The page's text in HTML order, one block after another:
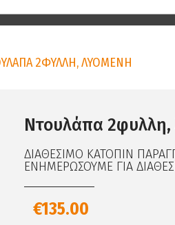
2ΦΥΛΛΗ, ΛΥΟΜΕΝΗ
Ντουλάπα 2φυλλη,
ΔΙΑΘΕΣΙΜΟ ΚΑΤΟΠΙΝ
ΕΝΗΜΕΡΩΣΟΥΜΕ ΓΙΑ
€135.00